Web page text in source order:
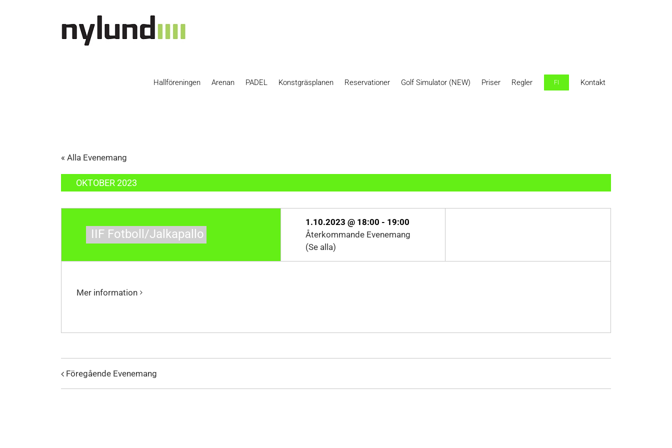
Hallföreningen Arenan PADEL Konstgräsplanen Reservationer Golf Simulator (NEW) Priser Regler FI Kontakt
« Alla Evenemang
OKTOBER 2023
IIF Fotboll/Jalkapallo
1.10.2023 @ 18:00 - 19:00
Återkommande Evenemang
(Se alla)
Mer information
Föregående Evenemang